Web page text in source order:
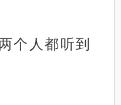
个人都听到